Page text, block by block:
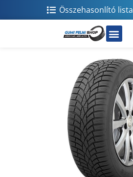
Összehasonlító lista